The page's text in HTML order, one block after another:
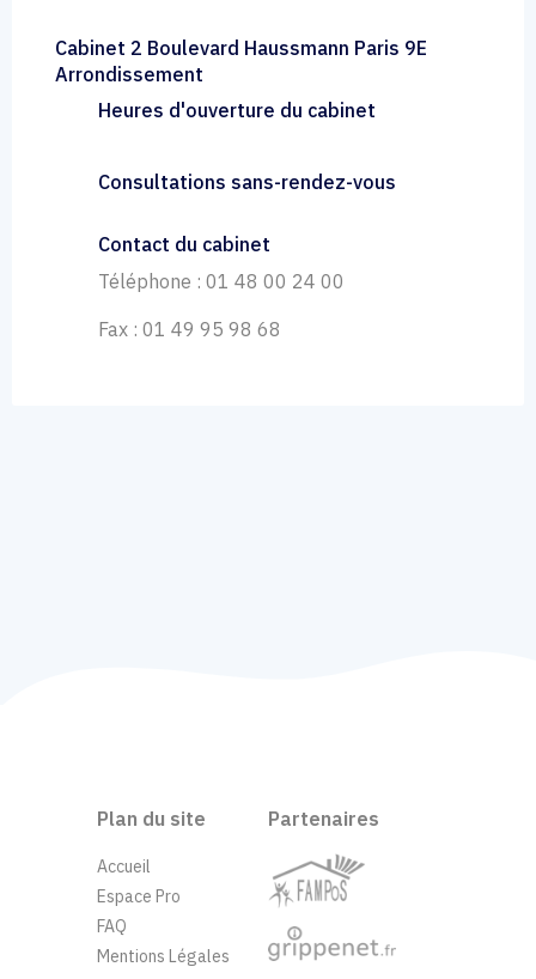
Cabinet 2 Boulevard Haussmann Paris 9E
Arrondissement
Heures d'ouverture du cabinet
Consultations sans-rendez-vous
Contact du cabinet
Téléphone : 01 48 00 24 00
Fax : 01 49 95 98 68
Plan du site
Accueil
Espace Pro
FAQ
Mentions Légales
Partenaires